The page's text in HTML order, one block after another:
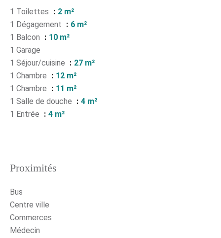
1 Toilettes
2 m²
1 Dégagement
6 m²
1 Balcon
10 m²
1 Garage
1 Séjour/cuisine
27 m²
1 Chambre
12 m²
1 Chambre
11 m²
1 Salle de douche
4 m²
1 Entrée
4 m²
Proximités
Bus
Centre ville
Commerces
Médecin